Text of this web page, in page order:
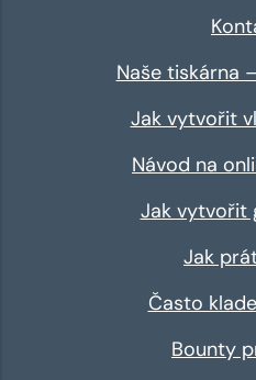
Naše tiskárna
Jak vytvořit
Návod na
Jak vytvořit
Jak
Často
Bounty